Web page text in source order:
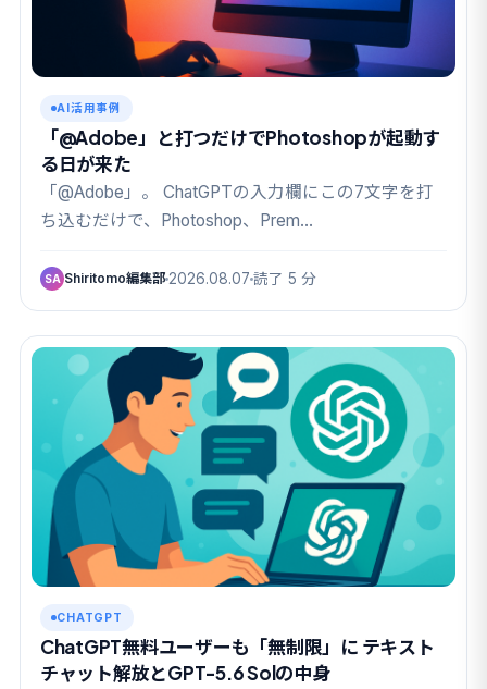
AI活用事例
「@Adobe」と打つだけでPhotoshopが起動す
る日が来た
「@Adobe」。 ChatGPTの入力欄にこの7文字を打
ち込むだけで、Photoshop、Prem…
SA Shiritomo編集部 2026.08.07 読了 5 分
CHATGPT
ChatGPT無料ユーザーも「無制限」に テキスト
チャット解放とGPT-5.6 Solの中身